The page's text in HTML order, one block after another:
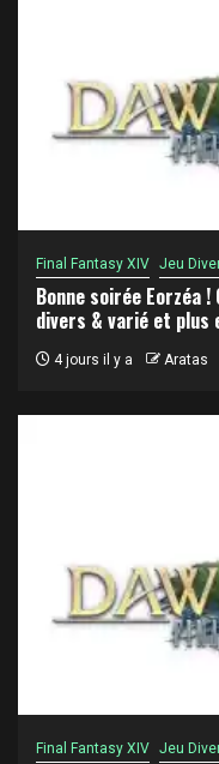
Final Fantasy XIV Jeu
Bonne soirée Eorzéa
divers & varié et plus
4 jours il y a Aratas
Final Fantasy XIV Jeu